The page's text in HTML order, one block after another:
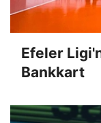
Efeler
Bankkart